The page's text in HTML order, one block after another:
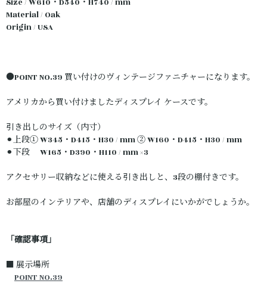
Size / W610・D540・H740 / mm
Material / Oak
Origin / USA
●POINT NO.39 買い付けのヴィンテージファニチャーになります。
アメリカから買い付けましたディスプレイ ケースです。
引き出しのサイズ（内寸）
⚫︎上段① W345・D415・H30 / mm ② W160・D415・H30 / mm
⚫︎下段 W165・D390・H110 / mm ×3
アクセサリー収納などに使える引き出しと、3段の棚付きです。
お部屋のインテリアや、店舗のディスプレイにいかがでしょうか。
「確認事項」
■ 展示場所
POINT NO.39